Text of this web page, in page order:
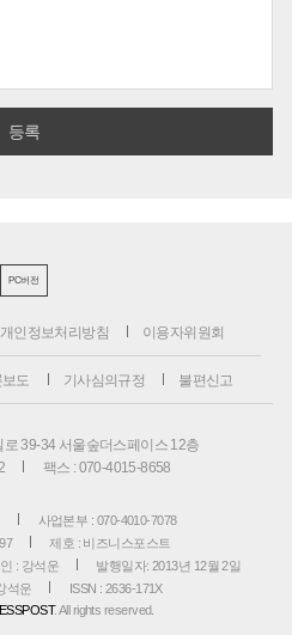
PC버전
개인정보처리방침 이용자위원회
도 기사심의규정 불편신고
39-34 서울숲더스페이스 12층
팩스 : 070-4015-8658
사업본부 : 070-4010-7078
제호 : 비즈니스포스트
: 강석운
발행일자: 2013년 12월 2일
석운
ISSN : 2636-171X
. All rights reserved.